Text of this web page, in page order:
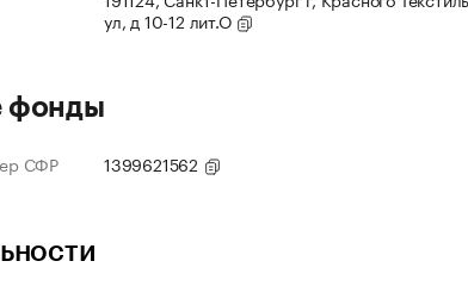
ул, д 10-12 лит.О
фонды
СФР 1399621562